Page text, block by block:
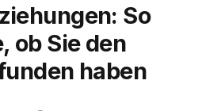
So
ob Sie den
haben